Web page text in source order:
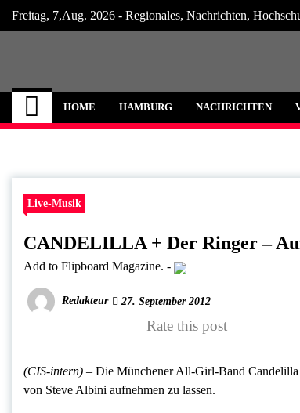
Skip
Freitag, 7,Aug. 2026 - Regionales, Nachrichten,
Hamburg Internet
Neuigkeiten und Nachrichten aus
HOME HAMBURG NACHRICHTEN
Live-Musik
CANDELILLA + Der Ringer –
Add to Flipboard Magazine. -
Redakteur 27. September 2012
Rate this post
(CIS-intern) – Die Münchener All-Girl-Band
von Steve Albini aufnehmen zu lassen.